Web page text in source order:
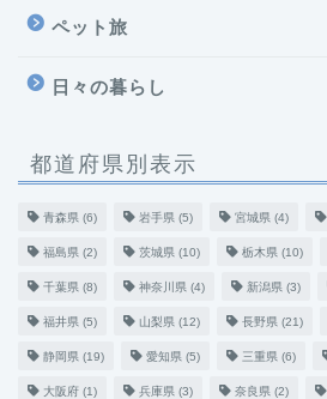
ペット旅
日々の暮らし
都道府県別表示
青森県 (6) 岩手県 (5) 宮城県 (4)
福島県 (2) 茨城県 (10) 栃木県 (10)
千葉県 (8) 神奈川県 (4) 新潟県 (3)
福井県 (5) 山梨県 (12) 長野県 (21)
静岡県 (19) 愛知県 (5) 三重県 (6)
大阪府 (1) 兵庫県 (3) 奈良県 (2)